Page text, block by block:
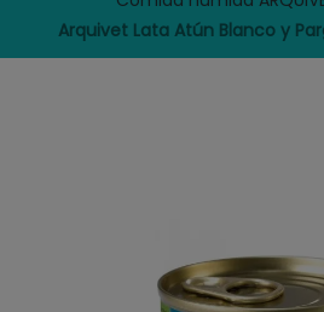
Arquivet Lata Atún Blanco y